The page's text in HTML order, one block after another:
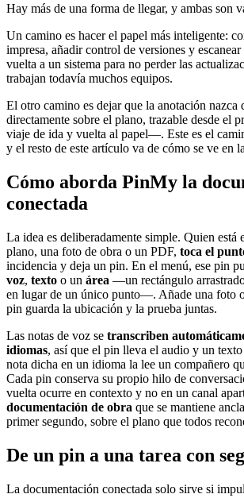
Hay más de una forma de llegar, y ambas son
Un camino es hacer el papel más inteligente:
impresa, añadir control de versiones y
vuelta a un sistema para no perder las
trabajan todavía muchos equipos.
El otro camino es dejar que la anotación
directamente sobre el plano, trazable desde el
viaje de ida y vuelta al papel—. Este es el
y el resto de este artículo va de cómo se ve en
Cómo aborda PinMy la
conectada
La idea es deliberadamente simple. Quien está
plano, una foto de obra o un PDF, toca el
incidencia y deja un pin. En el menú, ese pin
voz, texto o un área —un rectángulo
en lugar de un único punto—. Añade una foto
pin guarda la ubicación y la prueba juntas.
Las notas de voz se transcriben
idiomas, así que el pin lleva el audio y un
nota dicha en un idioma la lee un compañero
Cada pin conserva su propio hilo de
vuelta ocurre en contexto y no en un canal
documentación de obra que se mantiene
primer segundo, sobre el plano que todos
De un pin a una tarea con
La documentación conectada solo sirve si